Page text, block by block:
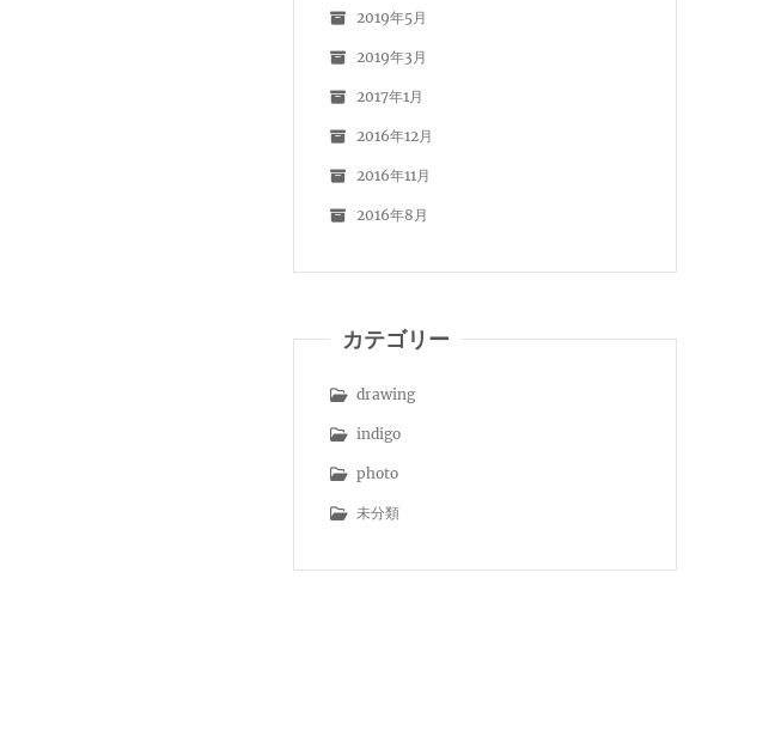
2019年5月
2019年3月
2017年1月
2016年12月
2016年11月
2016年8月
カテゴリー
drawing
indigo
photo
未分類